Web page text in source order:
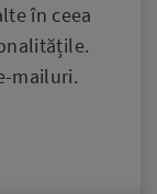
în ceea
mailuri.